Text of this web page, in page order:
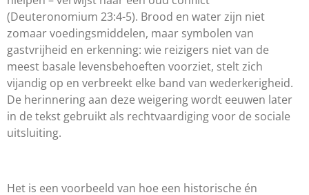
(Deuteronomium 23:4-5). Brood en water zijn niet
zomaar voedingsmiddelen, maar symbolen van
gastvrijheid en erkenning: wie reizigers niet van de
meest basale levensbehoeften voorziet, stelt zich
vijandig op en verbreekt elke band van wederkerigheid.
De herinnering aan deze weigering wordt eeuwen later
in de tekst gebruikt als rechtvaardiging voor de sociale
uitsluiting.
Het is een voorbeeld van hoe een historische én